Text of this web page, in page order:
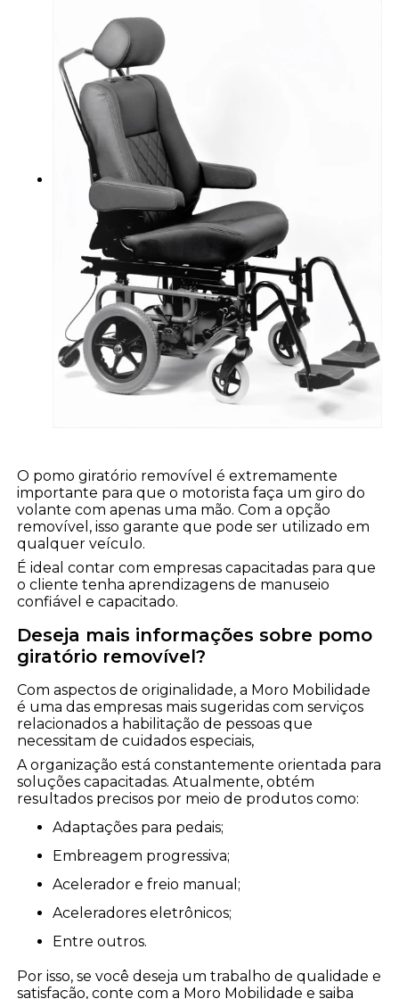
O pomo giratório removível é extremamente
importante para que o motorista faça um giro do
volante com apenas uma mão. Com a opção
removível, isso garante que pode ser utilizado em
qualquer veículo.
É ideal contar com empresas capacitadas para que
o cliente tenha aprendizagens de manuseio
confiável e capacitado.
Deseja mais informações sobre pomo
giratório removível?
Com aspectos de originalidade, a Moro Mobilidade
é uma das empresas mais sugeridas com serviços
relacionados a habilitação de pessoas que
necessitam de cuidados especiais,
A organização está constantemente orientada para
soluções capacitadas. Atualmente, obtém
resultados precisos por meio de produtos como:
Adaptações para pedais;
Embreagem progressiva;
Acelerador e freio manual;
Aceleradores eletrônicos;
Entre outros.
Por isso, se você deseja um trabalho de qualidade e
satisfação, conte com a Moro Mobilidade e saiba